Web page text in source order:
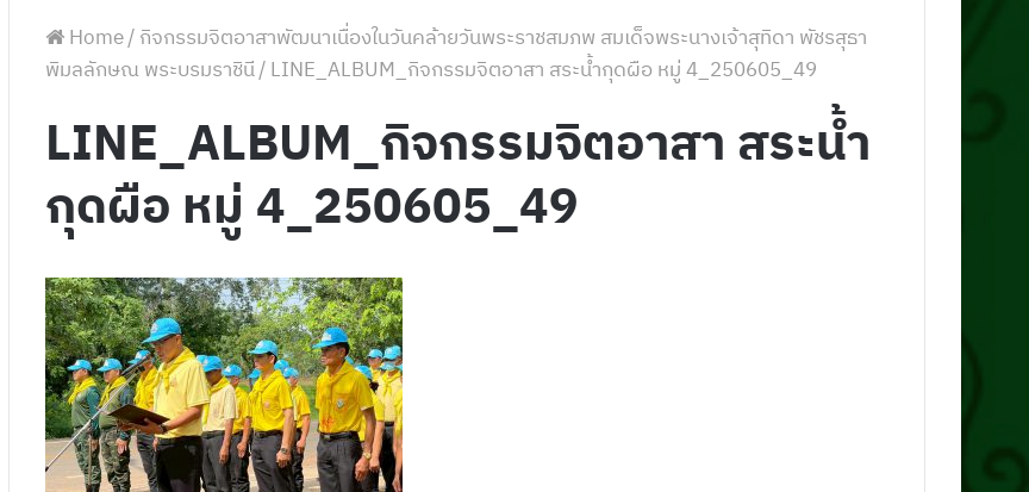
Home/ กิจกรรมจิตอาสาพัฒนาเนื่องในวันคล้ายวันพระราชสมภพ สมเด็จพระนางเจ้าสุทิดา พัชรสุธา
พิมลลักษณ พระบรมราชินี/ LINE_ALBUM_กิจกรรมจิตอาสา สระน้ำกุดผือ หมู่ 4_250605_49
LINE_ALBUM_กิจกรรมจิตอาสา สระน้ำ
กุดผือ หมู่ 4_250605_49